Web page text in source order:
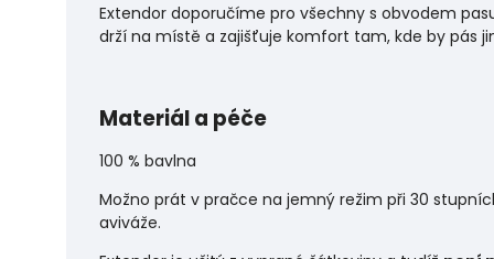
Extendor doporučíme pro všechny s obvodem
drží na místě a zajišťuje komfort tam, kde by pás
Materiál a péče
100 % bavlna
Možno prát v pračce na jemný režim při 30
aviváže.